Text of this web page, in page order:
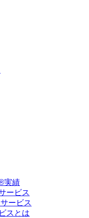
実績
ービス
ービス
スとは